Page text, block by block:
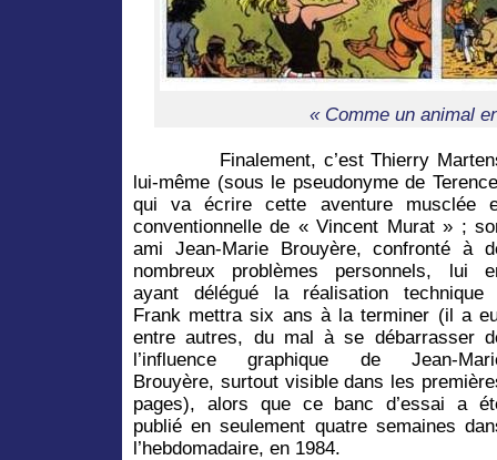
« Comme un animal
Finalement, c’est Thierry
lui-même (sous le pseudonyme de
qui va écrire cette aventure musclée
conventionnelle de « Vincent Murat » ;
ami Jean-Marie Brouyère, confronté à
nombreux problèmes personnels, lui
ayant délégué la réalisation technique
Frank mettra six ans à la terminer (il a
entre autres, du mal à se débarrasser
l’influence graphique de Jean-
Brouyère, surtout visible dans les
pages), alors que ce banc d’essai a
publié en seulement quatre semaines
l’hebdomadaire, en 1984.